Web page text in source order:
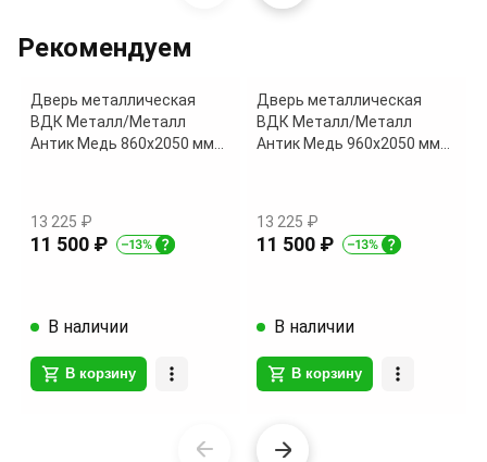
Рекомендуем
Дверь металлическая
ВДК Металл/Металл
Антик Медь 860х2050 мм
13 225 ₽
11 500 ₽
В наличии
В корзину
Дверь металлическая
ВДК Металл/Металл
Антик Медь 960х2050 мм
13 225 ₽
11 500 ₽
В наличии
В корзину
of
14